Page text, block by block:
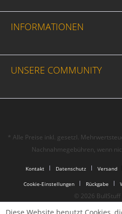
INFORMATIONEN
UNSERE COMMUNITY
* Alle Preise inkl. gesetzl.
Nachnahmegebühren, wenn
Kontakt Datenschutz Versand
Cookie-Einstellungen Rückgabe
© 2026 BullStuff